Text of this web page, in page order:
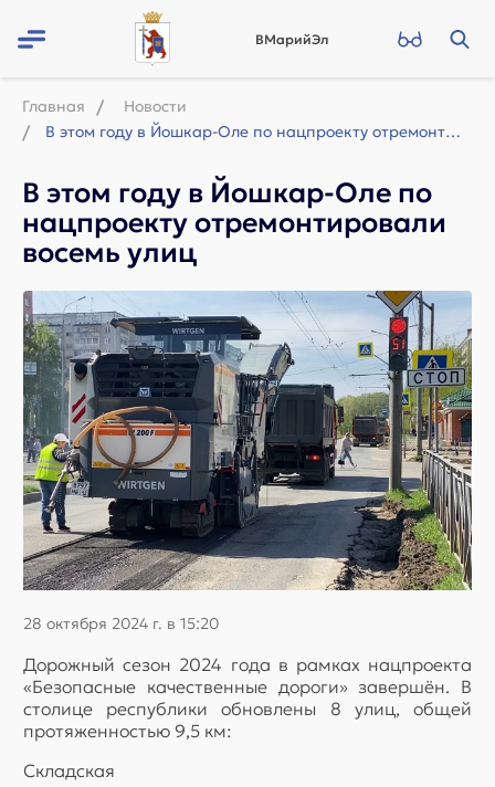
ВМарийЭл
Главная
Новости
В этом году в Йошкар-Оле по нацпроекту отремонтировали восемь улиц
В этом году в Йошкар-Оле по
нацпроекту отремонтировали
восемь улиц
28 октября 2024 г. в 15:20
Дорожный сезон 2024 года в рамках нацпроекта
«Безопасные качественные дороги» завершён. В
столице республики обновлены 8 улиц, общей
протяженностью 9,5 км:
Складская